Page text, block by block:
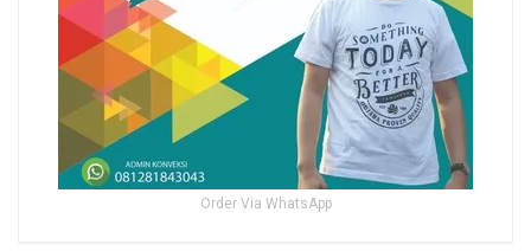
Order Via WhatsApp